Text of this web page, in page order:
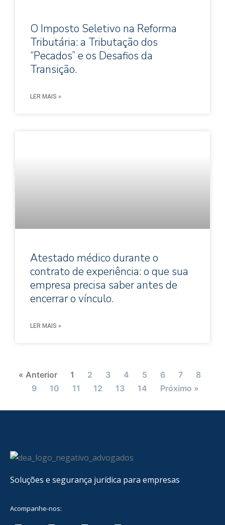
O Imposto Seletivo na Reforma
Tributária: a Tributação dos
“Pecados” e os Desafios da
Transição.
LER MAIS »
Atestado médico durante o
contrato de experiência: o que sua
empresa precisa saber antes de
encerrar o vínculo.
LER MAIS »
« Anterior 1 2 3 4 5 6 7
8
9
10 11 12 13 14 Próximo »
Soluções e segurança jurídica para empresas
Acompanhe-nos: